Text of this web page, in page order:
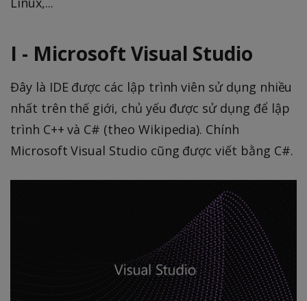
I - Microsoft Visual Studio
Đây là IDE được các lập trình viên sử dụng nhiều
nhất trên thế giới, chủ yếu được sử dụng để lập
trình C++ và C# (theo Wikipedia). Chính
Microsoft Visual Studio cũng được viết bằng C#.